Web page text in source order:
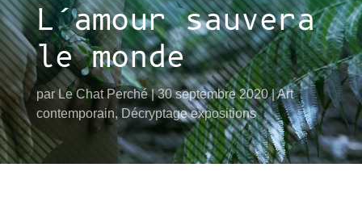
L’amour sauvera
le monde
par Le Chat Perché 30 septembre 2020
Art
contemporain, Décryptage expositions